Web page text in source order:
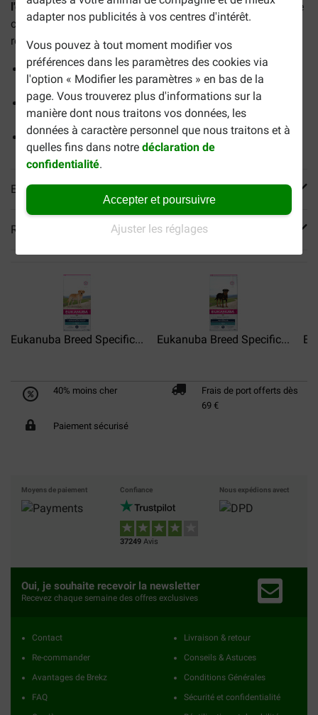
adapter nos publicités à vos centres d'intérêt.
Vous pouvez à tout moment modifier vos
préférences dans les paramètres des cookies via
l'option « Modifier les paramètres » en bas de la
page. Vous trouverez plus d'informations sur la
manière dont nous traitons vos données, les
données à caractère personnel que nous traitons et à
quelles fins dans notredéclaration de
confidentialité.
Accepter et poursuivre
Ajuster les réglages
l'orge pour chiensont des croquettes complètes pour votre
chien adulte actif de grande et très grande taille. Une
recette 100 % complète et équilibrée !
Calcium et glucosamine pour favoriser la santé des os
et des articulations
FOS prébiotiques et pulpe de betterave pour une
digestion saine
Sans arômes, parfums ni colorants artificiels
En savoir plus
Reviews
Eukanuba Breed Specific... Eukanuba Breed Specific...
40% moins cher
Frais de port offerts dès
69 €
Paiement sécurisé
Moyens de paiement Confiance
37249 Avis
Nous expédions avect
Oui, je souhaite recevoir la newsletter
Recevez chaque semaine des offres exclusives
Contact
Re-commander
Avantages de Brekz
FAQ
Livraison & retour
Conseils & Astuces
Conditions Générales
Sécurité et confidentialité